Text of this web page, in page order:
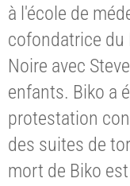
à l'école de
cofondatrice du
Noire avec
enfants. Biko a
protestation
des suites de
mort de Biko